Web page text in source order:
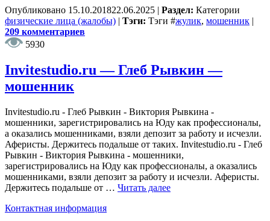
Опубликовано 15.10.201822.06.2025 | Раздел: Категории
физические лица (жалобы) | Тэги: Тэги #жулик, мошенник |
209 комментариев
5930
Invitestudio.ru — Глеб Рывкин —
мошенник
Invitestudio.ru - Глеб Рывкин - Виктория Рывкина -
мошенники, зарегистрировались на Юду как профессионалы,
а оказались мошенниками, взяли депозит за работу и исчезли.
Аферисты. Держитесь подальше от таких. Invitestudio.ru - Глеб
Рывкин - Виктория Рывкина - мошенники,
зарегистрировались на Юду как профессионалы, а оказались
мошенниками, взяли депозит за работу и исчезли. Аферисты.
Держитесь подальше от … Читать далее
Контактная информация